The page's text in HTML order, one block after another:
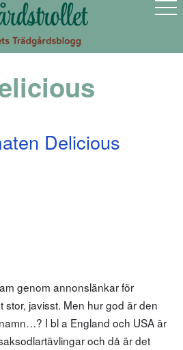
Delicious
genom annonslänkar för
stor, javisst. Men hur god är den
I bl a England och USA är
och då är det